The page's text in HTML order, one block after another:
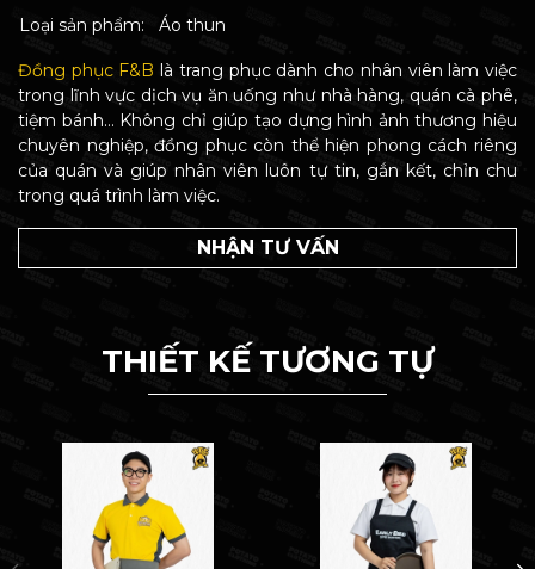
Loại sản phẩm:
Áo thun
Đồng phục F&B là trang phục dành cho nhân viên làm việc
trong lĩnh vực dịch vụ ăn uống như nhà hàng, quán cà phê,
tiệm bánh… Không chỉ giúp tạo dựng hình ảnh thương hiệu
chuyên nghiệp, đồng phục còn thể hiện phong cách riêng
của quán và giúp nhân viên luôn tự tin, gắn kết, chỉn chu
trong quá trình làm việc.
NHẬN TƯ VẤN
THIẾT KẾ TƯƠNG TỰ